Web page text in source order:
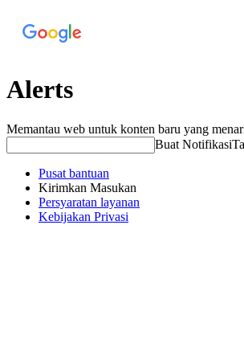
Alerts
Memantau web untuk konten baru yang
Buat Notifikasi
Pusat bantuan
Kirimkan Masukan
Persyaratan layanan
Kebijakan Privasi